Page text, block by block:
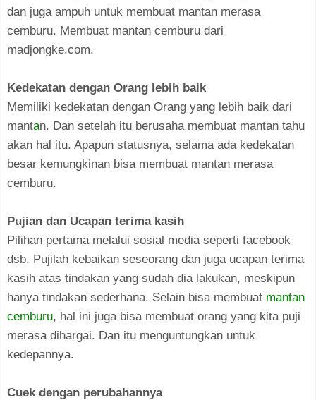
dan juga ampuh untuk membuat mantan merasa
cemburu. Membuat mantan cemburu dari
madjongke.com.
Kedekatan dengan Orang lebih baik
Memiliki kedekatan dengan Orang yang lebih baik dari
mantan. Dan setelah itu berusaha membuat mantan tahu
akan hal itu. Apapun statusnya, selama ada kedekatan
besar kemungkinan bisa membuat mantan merasa
cemburu.
Pujian dan Ucapan terima kasih
Pilihan pertama melalui sosial media seperti facebook
dsb. Pujilah kebaikan seseorang dan juga ucapan terima
kasih atas tindakan yang sudah dia lakukan, meskipun
hanya tindakan sederhana. Selain bisa membuat mantan
cemburu, hal ini juga bisa membuat orang yang kita puji
merasa dihargai. Dan itu menguntungkan untuk
kedepannya.
Cuek dengan perubahannya